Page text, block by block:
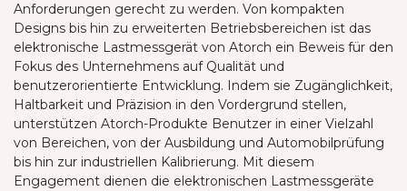
Anforderungen gerecht zu werden. Von kompakten
Designs bis hin zu erweiterten Betriebsbereichen ist das
elektronische Lastmessgerät von Atorch ein Beweis für den
Fokus des Unternehmens auf Qualität und
benutzerorientierte Entwicklung. Indem sie Zugänglichkeit,
Haltbarkeit und Präzision in den Vordergrund stellen,
unterstützen Atorch-Produkte Benutzer in einer Vielzahl
von Bereichen, von der Ausbildung und Automobilprüfung
bis hin zur industriellen Kalibrierung. Mit diesem
Engagement dienen die elektronischen Lastmessgeräte